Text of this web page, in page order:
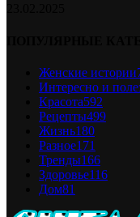
Женские истории
Интересно и
Красота592
Рецепты499
Жизнь180
Разное171
Тренды166
Здоровье116
Дом81